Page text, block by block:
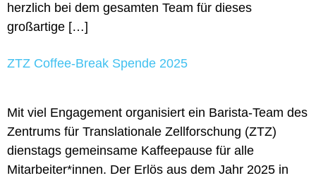
herzlich bei dem gesamten Team für dieses
großartige […]
ZTZ Coffee-Break Spende 2025
Mit viel Engagement organisiert ein Barista-Team des
Zentrums für Translationale Zellforschung (ZTZ)
dienstags gemeinsame Kaffeepause für alle
Mitarbeiter*innen. Der Erlös aus dem Jahr 2025 in